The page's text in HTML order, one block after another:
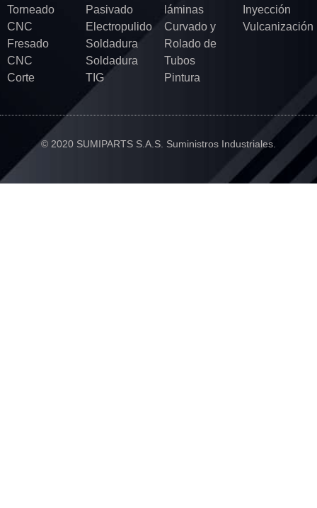
Torneado
CNC
Fresado
CNC
Corte
Pasivado
Electropulido
Soldadura
Soldadura
TIG
láminas
Curvado y
Rolado de
Tubos
Pintura
Inyección
Vulcanización
© 2020 SUMIPARTS S.A.S. Suministros Industriales.